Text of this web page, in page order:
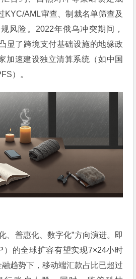
KYC/AML审查、制裁名单筛查及
风险。2022年俄乌冲突期间，
显了跨境支付基础设施的地缘政
加速建设独立清算系统（如中国
）。
、普惠化、数字化”方向演进。即
）的全球扩容有望实现7×24小时
趋势下，移动端汇款占比已超过